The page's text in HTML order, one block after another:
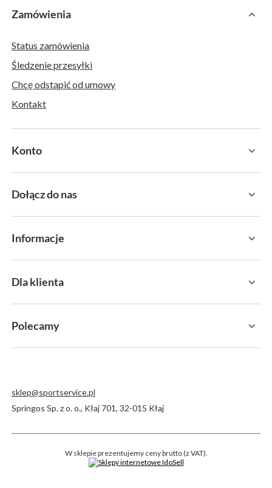
Zamówienia
Status zamówienia
Śledzenie przesyłki
Chcę odstąpić od umowy
Kontakt
Konto
Dołącz do nas
Informacje
Dla klienta
Polecamy
sklep@sportservice.pl
Springos Sp. z o. o., Kłaj 701,32-015 Kłaj
W sklepie prezentujemy ceny brutto (z VAT).